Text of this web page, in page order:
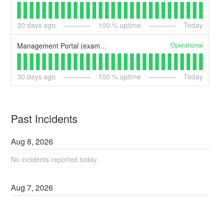
30 days ago 100 % uptime Today
Management Portal (example) Operational
30 days ago 100 % uptime Today
Past Incidents
Aug8,2026
No incidents reported today.
Aug7,2026